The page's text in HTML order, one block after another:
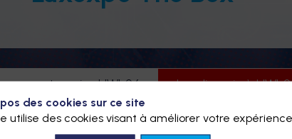
partenaire HWL26 Je m'inscris à
des cookies sur ce site
utilise des cookies visant à améliorer votre